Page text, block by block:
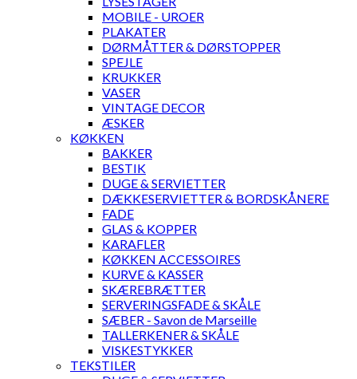
MOBILE - UROER
PLAKATER
DØRMÅTTER & DØRSTOPPER
SPEJLE
KRUKKER
VASER
VINTAGE DECOR
ÆSKER
KØKKEN
BAKKER
BESTIK
DUGE & SERVIETTER
DÆKKESERVIETTER & BORDSKÅNERE
FADE
GLAS & KOPPER
KARAFLER
KØKKEN ACCESSOIRES
KURVE & KASSER
SKÆREBRÆTTER
SERVERINGSFADE & SKÅLE
SÆBER - Savon de Marseille
TALLERKENER & SKÅLE
VISKESTYKKER
TEKSTILER